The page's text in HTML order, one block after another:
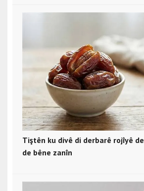
Tiştên ku divê di derbarê rojîyê
de bêne zanîn